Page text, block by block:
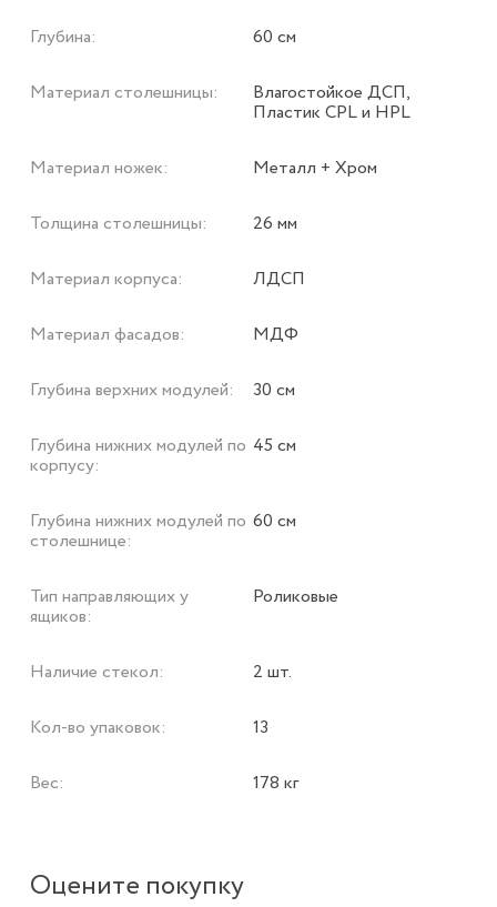
Оцените покупку
Глубина: 60 см
Материал столешницы: Влагостойкое ДСП,
Пластик CPL и HPL
Материал ножек: Металл + Хром
Толщина столешницы: 26 мм
Материал корпуса: ЛДСП
Материал фасадов: МДФ
Глубина верхних модулей: 30 см
Глубина нижних модулей по
корпусу:
45 см
Глубина нижних модулей по
столешнице:
60 см
Тип направляющих у
ящиков:
Роликовые
Наличие стекол: 2 шт.
Кол-во упаковок: 13
Вес: 178 кг